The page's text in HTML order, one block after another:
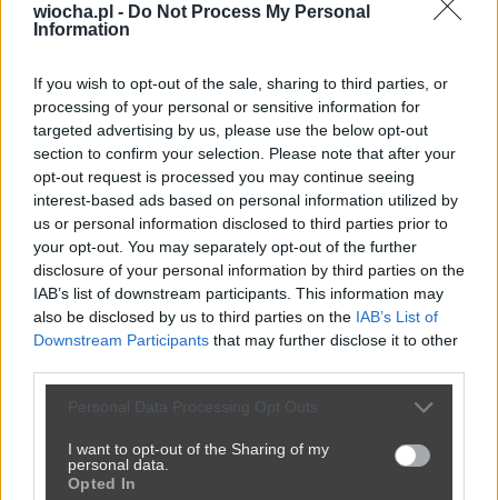
wiocha.pl - Do Not Process My Personal
Information
If you wish to opt-out of the sale, sharing to third parties, or
processing of your personal or sensitive information for
targeted advertising by us, please use the below opt-out
section to confirm your selection. Please note that after your
opt-out request is processed you may continue seeing
interest-based ads based on personal information utilized by
us or personal information disclosed to third parties prior to
your opt-out. You may separately opt-out of the further
disclosure of your personal information by third parties on the
IAB’s list of downstream participants. This information may
also be disclosed by us to third parties on the IAB’s List of
Downstream Participants that may further disclose it to other
Personal Data Processing Opt Outs
I want to opt-out of the Sharing of my
personal data.
Opted In